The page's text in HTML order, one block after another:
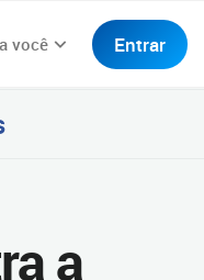
você Entrar
a